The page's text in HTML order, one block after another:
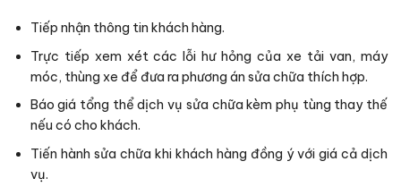
Tiếp nhận thông tin khách hàng.
Trực tiếp xem xét các lỗi hư hỏng của xe tải van, máy
móc, thùng xe để đưa ra phương án sửa chữa thích hợp.
Báo giá tổng thể dịch vụ sửa chữa kèm phụ tùng thay thế
nếu có cho khách.
Tiến hành sửa chữa khi khách hàng đồng ý với giá cả dịch
vụ.